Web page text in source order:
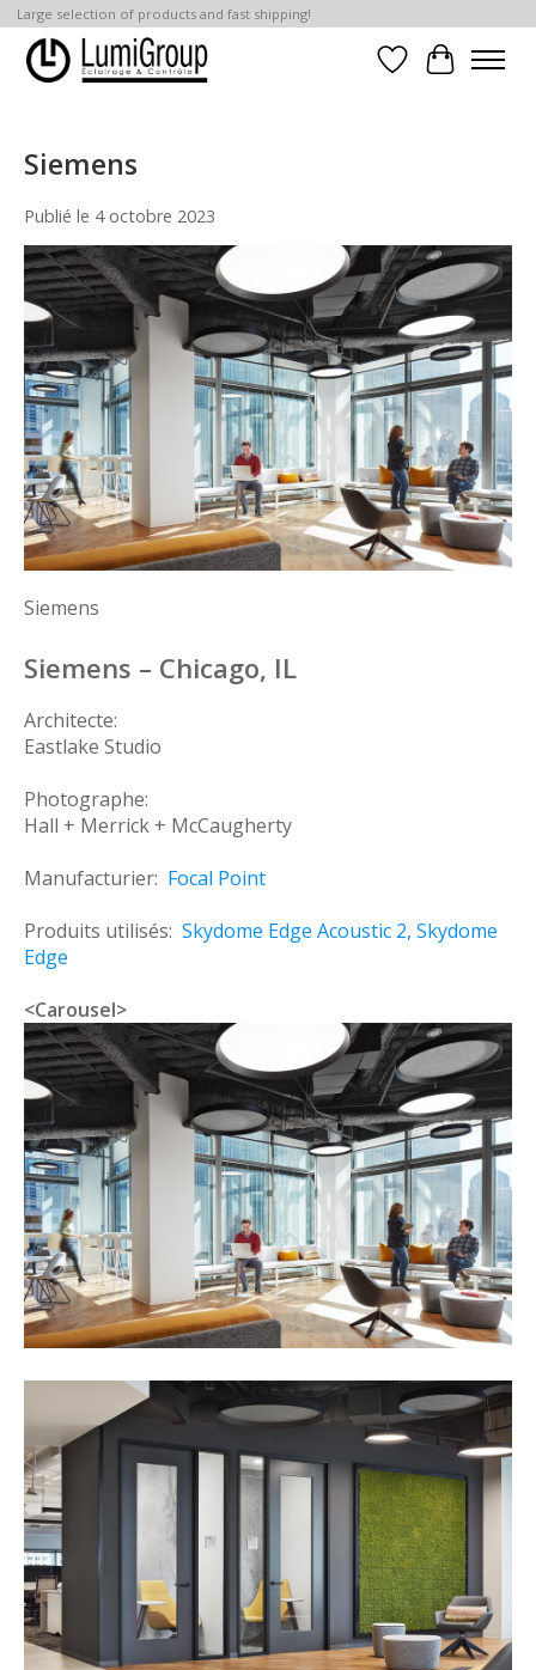
Large selection of products and fast shipping!
Liste dePanier
Siemens
Publié le 4 octobre 2023
Siemens
Siemens – Chicago, IL
Architecte:
Eastlake Studio
Photographe:
Hall + Merrick + McCaugherty
Manufacturier: Focal Point
Produits utilisés: Skydome Edge Acoustic 2, Skydome
Edge
<Carousel>